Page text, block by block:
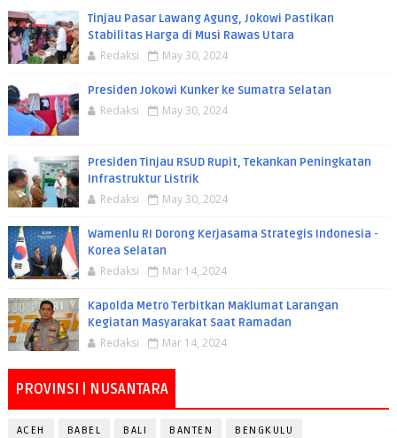
Tinjau Pasar Lawang Agung, Jokowi Pastikan
Stabilitas Harga di Musi Rawas Utara
Redaksi May 30, 2024
Presiden Jokowi Kunker ke Sumatra Selatan
Redaksi May 30, 2024
Presiden Tinjau RSUD Rupit, Tekankan Peningkatan
Infrastruktur Listrik
Redaksi May 30, 2024
Wamenlu RI Dorong Kerjasama Strategis Indonesia -
Korea Selatan
Redaksi Mar 14, 2024
Kapolda Metro Terbitkan Maklumat Larangan
Kegiatan Masyarakat Saat Ramadan
Redaksi Mar 14, 2024
PROVINSI | NUSANTARA
ACEH BABEL BALI BANTEN BENGKULU